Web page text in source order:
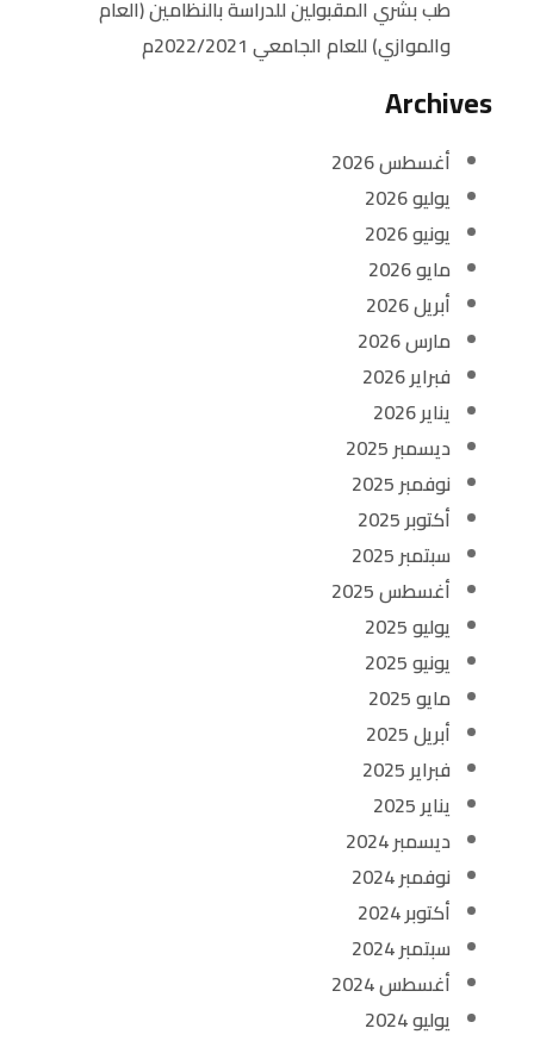
طب بشري المقبولين للدراسة بالنظامين (العام
والموازي) للعام الجامعي 2022/2021م
Archives
أغسطس 2026
يوليو 2026
يونيو 2026
مايو 2026
أبريل 2026
مارس 2026
فبراير 2026
يناير 2026
ديسمبر 2025
نوفمبر 2025
أكتوبر 2025
سبتمبر 2025
أغسطس 2025
يوليو 2025
يونيو 2025
مايو 2025
أبريل 2025
فبراير 2025
يناير 2025
ديسمبر 2024
نوفمبر 2024
أكتوبر 2024
سبتمبر 2024
أغسطس 2024
يوليو 2024